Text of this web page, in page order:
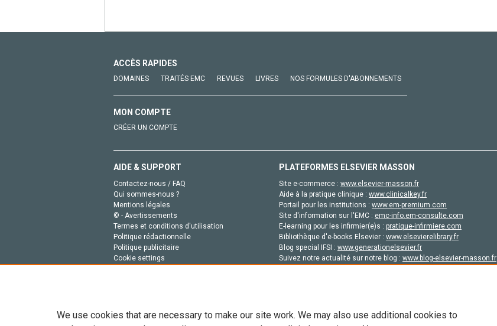
ACCÈS RAPIDES
DOMAINES TRAITÉS EMC REVUES LIVRES NOS FORMULES D'ABONNEMENTS
MON COMPTE
CRÉER UN COMPTE
AIDE & SUPPORT
Contactez-nous / FAQ
Qui sommes-nous ?
Mentions légales
© - Avertissements
Termes et conditions d'utilisation
Politique rédactionnelle
Politique publicitaire
Cookie settings
PLATEFORMES ELSEVIER MASSON
Site e-commerce : www.elsevier-masson.fr
Aide à la pratique clinique : www.clinicalkey.fr
Portail pour les institutions : www.em-premium.com
Site d'information sur l'EMC : emc-info.em-consulte.com
E-learning pour les infirmier(e)s : pratique-infirmiere.com
Bibliothèque d'e-books Elsevier : www.elsevierelibrary.fr
Blog special IFSI : www.generationelsevier.fr
Suivez notre actualité sur notre blog : www.blog-elsevier-masson.fr
We use cookies that are necessary to make our site work. We may also use additional cookies to